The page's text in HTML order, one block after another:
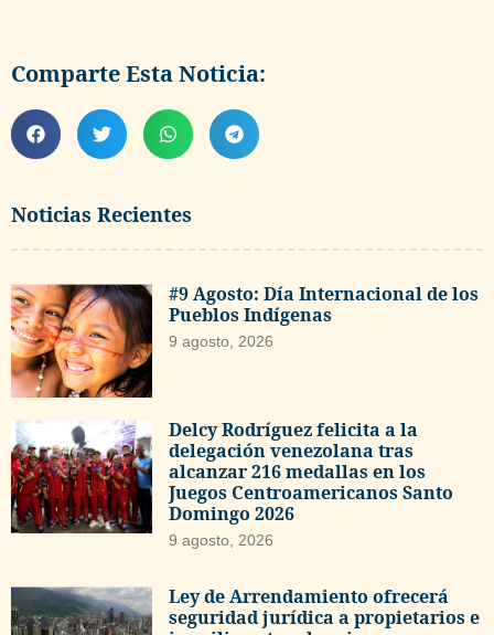
Noticias Recientes
#9 Agosto: Día Internacional de los
Pueblos Indígenas
9 agosto, 2026
Delcy Rodríguez felicita a la
delegación venezolana tras
alcanzar 216 medallas en los
Juegos Centroamericanos Santo
Domingo 2026
9 agosto, 2026
Ley de Arrendamiento ofrecerá
seguridad jurídica a propietarios e
Comparte Esta Noticia: